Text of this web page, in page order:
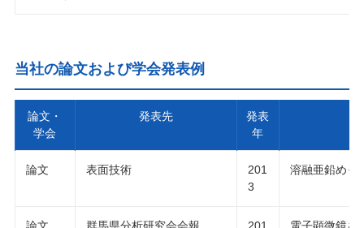
当社の論文および学会発表例
論文・
学会
発表先
発表
年
論文 表面技術
201
3
溶融亜鉛めっ
論文 群馬県分析研究会会報
201
電子顕微鏡を